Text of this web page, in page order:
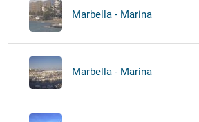
Marbella - Marina
Marbella - Marina